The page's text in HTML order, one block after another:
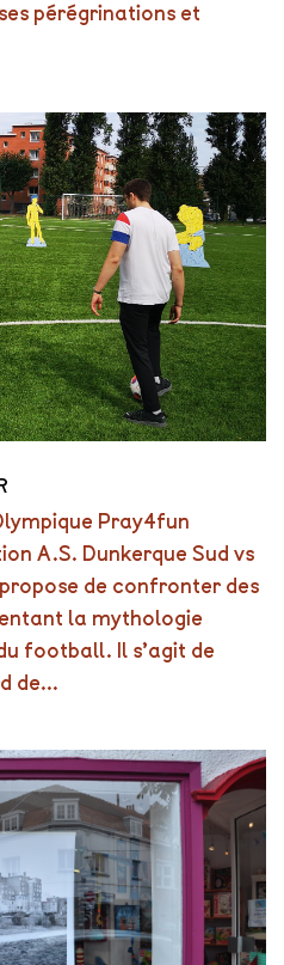
pérégrinations et
Pray4fun
A.S. Dunkerque Sud vs
de confronter des
la mythologie
football. Il s’agit de
de...